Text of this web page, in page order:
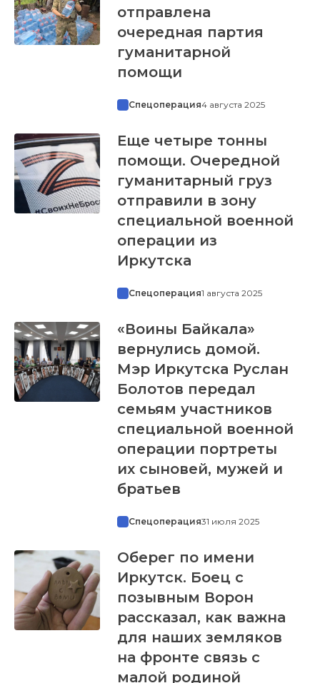
отправлена
очередная партия
гуманитарной
помощи
Спецоперация4 августа 2025
Еще четыре тонны
помощи. Очередной
гуманитарный груз
отправили в зону
специальной военной
операции из
Иркутска
Спецоперация1 августа 2025
«Воины Байкала»
вернулись домой.
Мэр Иркутска Руслан
Болотов передал
семьям участников
специальной военной
операции портреты
их сыновей, мужей и
братьев
Спецоперация31 июля 2025
Оберег по имени
Иркутск. Боец с
позывным Ворон
рассказал, как важна
для наших земляков
на фронте связь с
малой родиной